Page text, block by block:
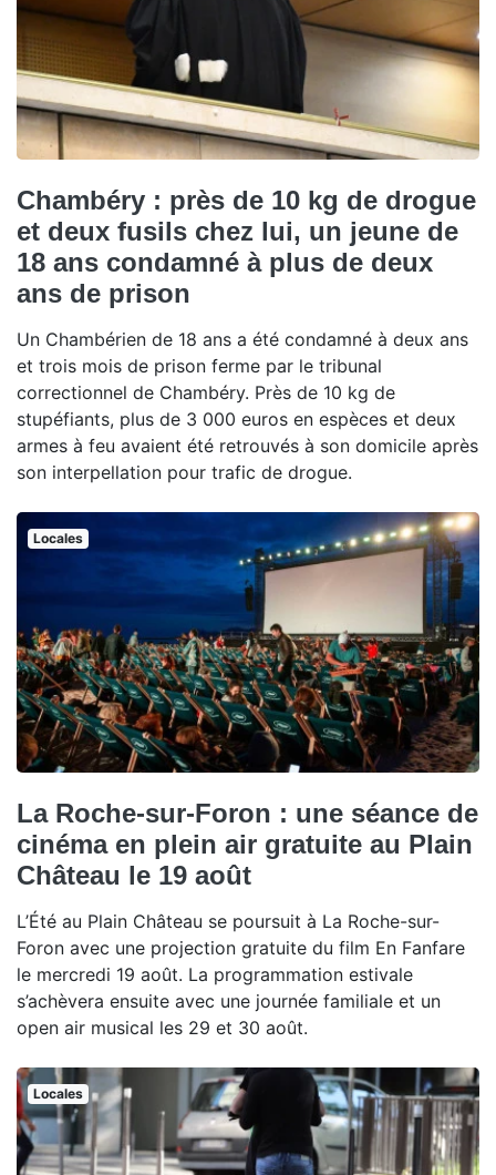
Chambéry : près de 10 kg de drogue
et deux fusils chez lui, un jeune de
18 ans condamné à plus de deux
ans de prison
Un Chambérien de 18 ans a été condamné à deux ans
et trois mois de prison ferme par le tribunal
correctionnel de Chambéry. Près de 10 kg de
stupéfiants, plus de 3 000 euros en espèces et deux
armes à feu avaient été retrouvés à son domicile après
son interpellation pour trafic de drogue.
Locales
La Roche-sur-Foron : une séance de
cinéma en plein air gratuite au Plain
Château le 19 août
L’Été au Plain Château se poursuit à La Roche-sur-
Foron avec une projection gratuite du film En Fanfare
le mercredi 19 août. La programmation estivale
s’achèvera ensuite avec une journée familiale et un
open air musical les 29 et 30 août.
Locales